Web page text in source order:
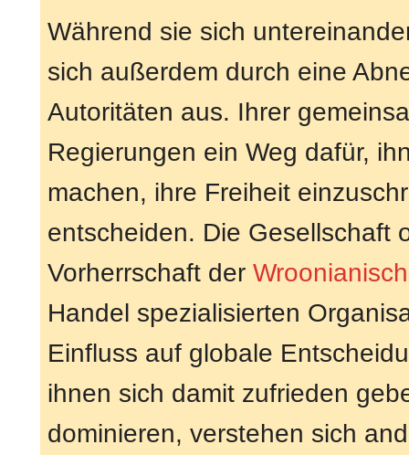
Während sie sich
sich außerdem durch eine
Autoritäten aus. Ihrer
Regierungen ein Weg dafür,
machen, ihre Freiheit
entscheiden. Die Gesellschaft
Vorherrschaft der
Handel spezialisierten
Einfluss auf globale
ihnen sich damit zufrieden
dominieren, verstehen sich